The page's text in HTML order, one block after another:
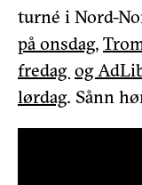
turné i Nord-
på onsdag,
fredag og
lørdag. Sånn